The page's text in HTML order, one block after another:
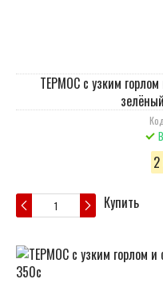
ТЕРМОС с узким
Купить